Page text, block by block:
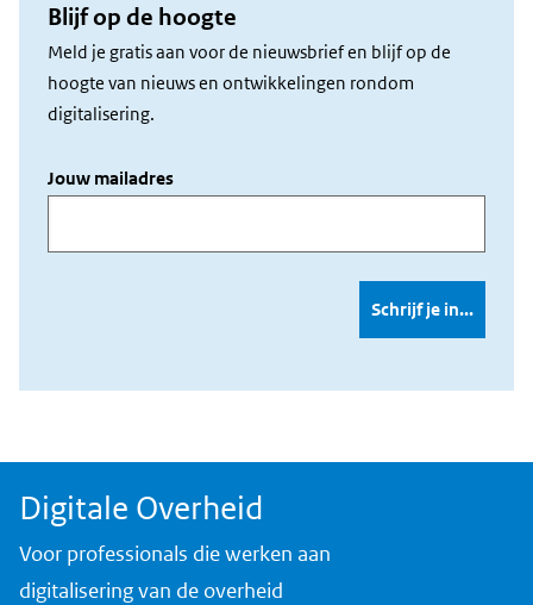
Blijf op de hoogte
Meld je gratis aan voor de nieuwsbrief en blijf op de
hoogte van nieuws en ontwikkelingen rondom
digitalisering.
Jouw mailadres
Digitale Overheid
Voor professionals die werken aan
digitalisering van de overheid